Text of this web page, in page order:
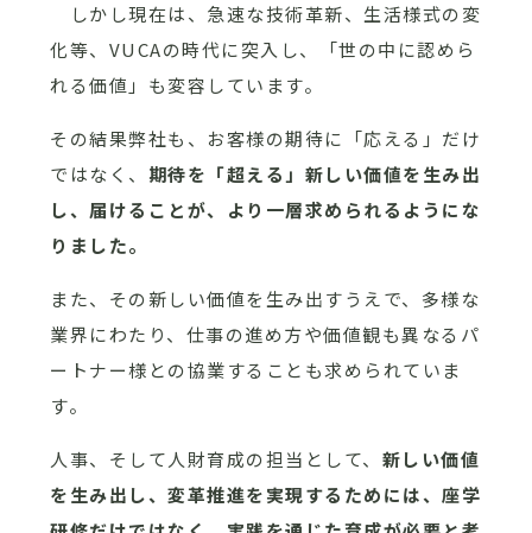
しかし現在は、急速な技術革新、生活様式の変
化等、VUCAの時代に突入し、「世の中に認めら
れる価値」も変容しています。
その結果弊社も、お客様の期待に「応える」だけ
ではなく、 期待を「超える」新しい価値を生み出
し、届けることが、より一層求められるようにな
りました。
また、その新しい価値を生み出すうえで、多様な
業界にわたり、仕事の進め方や価値観も異なるパ
ートナー様との協業することも求められていま
す。
人事、そして人財育成の担当として、 新しい価値
を生み出し、変革推進を実現するためには、座学